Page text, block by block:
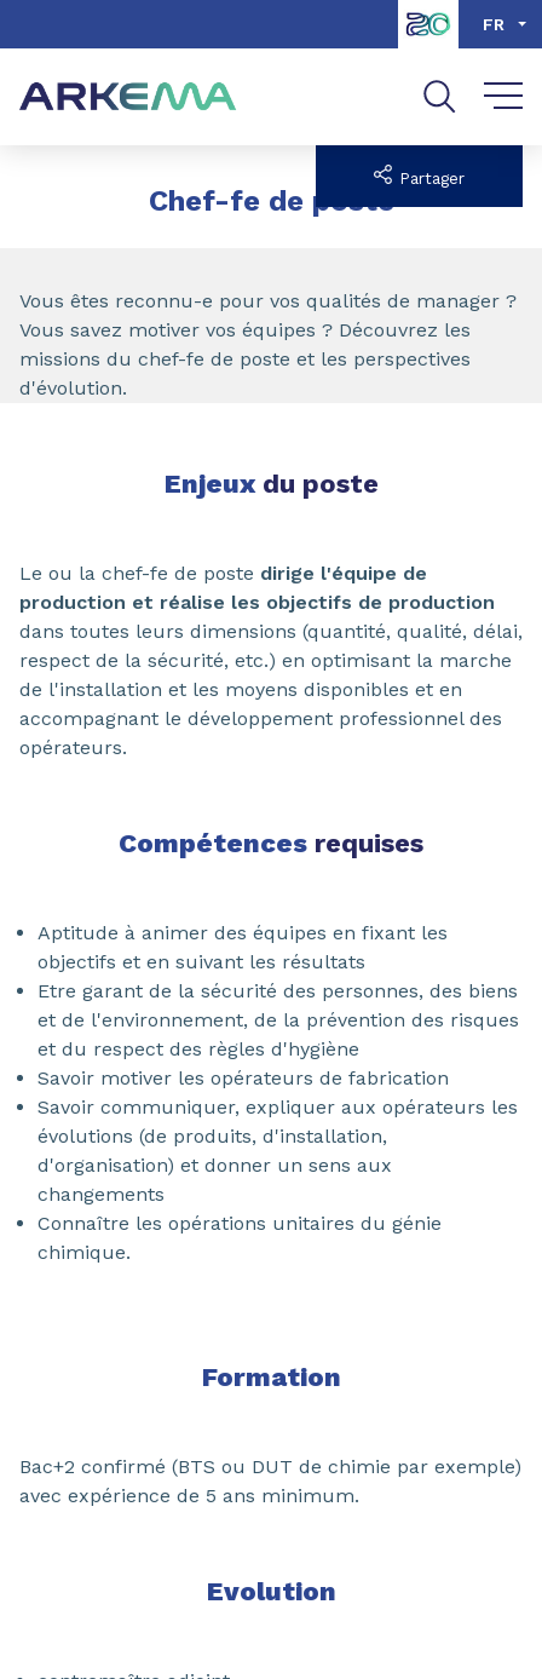
Aller à la recherche
FR
Chef-fe de poste
Partager
Vous êtes reconnu-e pour vos qualités de manager ?
Vous savez motiver vos équipes ? Découvrez les
missions du chef-fe de poste et les perspectives
d'évolution.
Enjeux du poste
Le ou la chef-fe de poste dirige l'équipe de
production et réalise les objectifs de production
dans toutes leurs dimensions (quantité, qualité, délai,
respect de la sécurité, etc.) en optimisant la marche
de l'installation et les moyens disponibles et en
accompagnant le développement professionnel des
opérateurs.
Compétences requises
Aptitude à animer des équipes en fixant les
objectifs et en suivant les résultats
Etre garant de la sécurité des personnes, des biens
et de l'environnement, de la prévention des risques
et du respect des règles d'hygiène
Savoir motiver les opérateurs de fabrication
Savoir communiquer, expliquer aux opérateurs les
évolutions (de produits, d'installation,
d'organisation) et donner un sens aux
changements
Connaître les opérations unitaires du génie
chimique.
Formation
Bac+2 confirmé (BTS ou DUT de chimie par exemple)
avec expérience de 5 ans minimum.
Evolution